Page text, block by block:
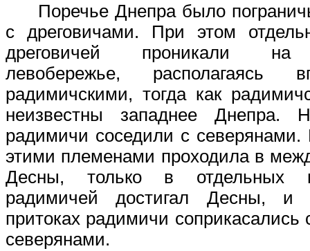
Поречье Днепра было
с дреговичами. При этом
дреговичей проникали на
левобережье, располагаясь
радимичскими, тогда как
неизвестны западнее Днепра.
радимичи соседили с
этими племенами проходила в
Десны, только в отдельных
радимичей достигал Десны,
притоках радимичи
северянами.